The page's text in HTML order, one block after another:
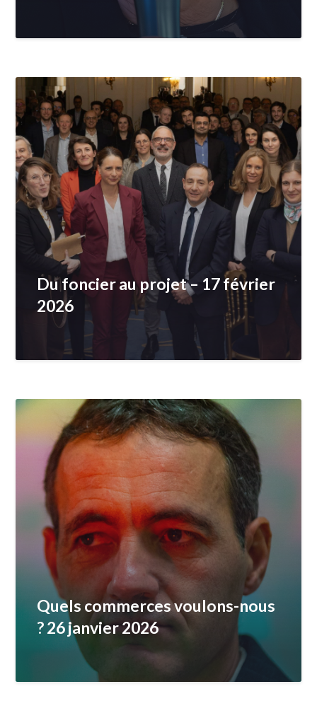
Du foncier au projet – 17 février
2026
Quels commerces voulons-nous
? 26 janvier 2026